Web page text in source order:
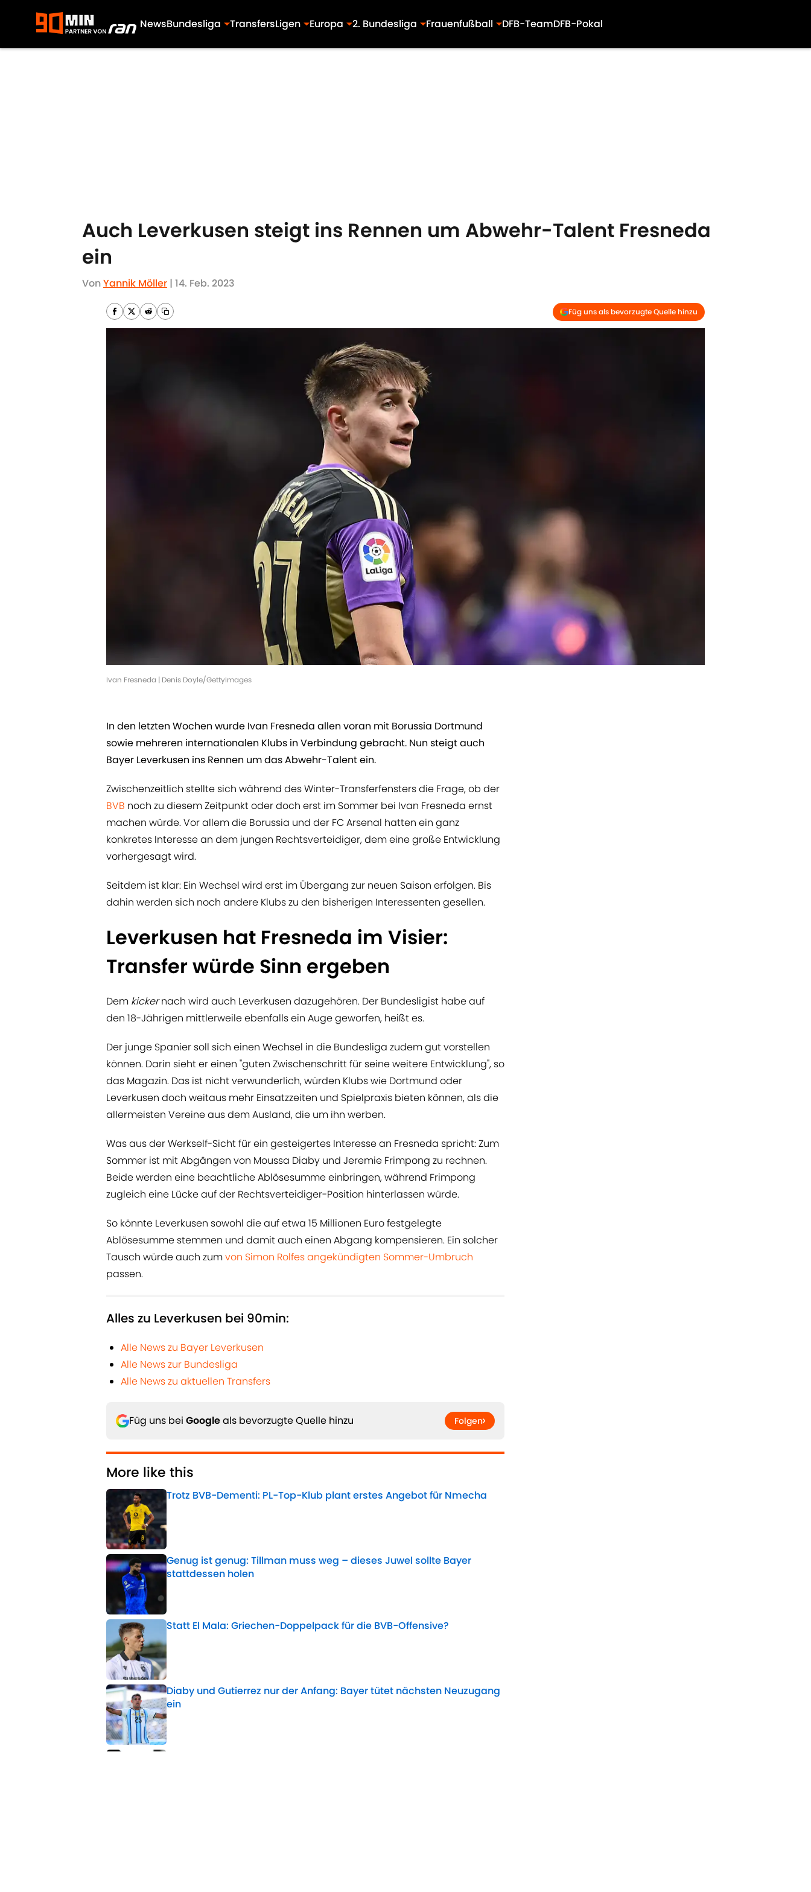
NewsBundesliga TransfersLigen Europa 2. Bundesliga Frauenfußball DFB-TeamDFB-Pokal
Auch Leverkusen steigt ins Rennen um Abwehr-Talent Fresneda
ein
VonYannik Möller | 14. Feb. 2023
Füg uns als bevorzugte Quelle hinzu
Ivan Fresneda | Denis Doyle/GettyImages
In den letzten Wochen wurde Ivan Fresneda allen voran mit Borussia Dortmund
sowie mehreren internationalen Klubs in Verbindung gebracht. Nun steigt auch
Bayer Leverkusen ins Rennen um das Abwehr-Talent ein.
Zwischenzeitlich stellte sich während des Winter-Transferfensters die Frage, ob der
BVB noch zu diesem Zeitpunkt oder doch erst im Sommer bei Ivan Fresneda ernst
machen würde. Vor allem die Borussia und der FC Arsenal hatten ein ganz
konkretes Interesse an dem jungen Rechtsverteidiger, dem eine große Entwicklung
vorhergesagt wird.
Seitdem ist klar: Ein Wechsel wird erst im Übergang zur neuen Saison erfolgen. Bis
dahin werden sich noch andere Klubs zu den bisherigen Interessenten gesellen.
Leverkusen hat Fresneda im Visier:
Transfer würde Sinn ergeben
Dem kickernach wird auch Leverkusen dazugehören. Der Bundesligist habe auf
den 18-Jährigen mittlerweile ebenfalls ein Auge geworfen, heißt es.
Der junge Spanier soll sich einen Wechsel in die Bundesliga zudem gut vorstellen
können. Darin sieht er einen "guten Zwischenschritt für seine weitere Entwicklung", so
das Magazin. Das ist nicht verwunderlich, würden Klubs wie Dortmund oder
Leverkusen doch weitaus mehr Einsatzzeiten und Spielpraxis bieten können, als die
allermeisten Vereine aus dem Ausland, die um ihn werben.
Was aus der Werkself-Sicht für ein gesteigertes Interesse an Fresneda spricht: Zum
Sommer ist mit Abgängen von Moussa Diaby und Jeremie Frimpong zu rechnen.
Beide werden eine beachtliche Ablösesumme einbringen, während Frimpong
zugleich eine Lücke auf der Rechtsverteidiger-Position hinterlassen würde.
So könnte Leverkusen sowohl die auf etwa 15 Millionen Euro festgelegte
Ablösesumme stemmen und damit auch einen Abgang kompensieren. Ein solcher
Tausch würde auch zumvon Simon Rolfes angekündigten Sommer-Umbruch
passen.
Alles zu Leverkusen bei 90min:
Alle News zu Bayer Leverkusen
Alle News zur Bundesliga
Alle News zu aktuellen Transfers
Füg uns bei Googleals bevorzugte Quelle hinzu Folgen
More like this
Trotz BVB-Dementi: PL-Top-Klub plant erstes Angebot für Nmecha
Genug ist genug: Tillman muss weg – dieses Juwel sollte Bayer
stattdessen holen
Statt El Mala: Griechen-Doppelpack für die BVB-Offensive?
Diaby und Gutierrez nur der Anfang: Bayer tütet nächsten Neuzugang
ein
Published by on Invalid Date